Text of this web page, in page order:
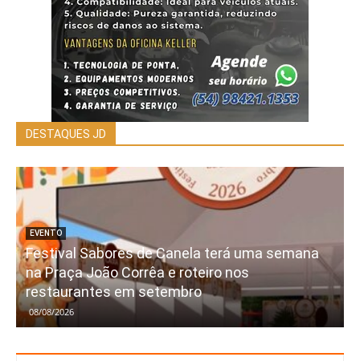
DESTAQUES JD
EVENTO
Festival Sabores de Canela terá uma semana
na Praça João Corrêa e roteiro nos
restaurantes em setembro
08/08/2026